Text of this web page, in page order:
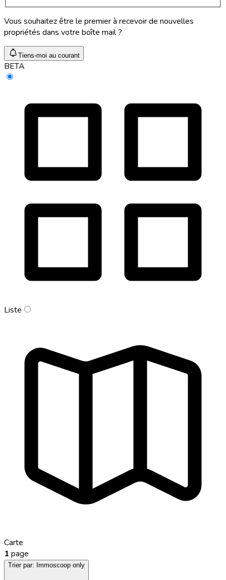
Vous souhaitez être le premier à recevoir de nouvelles
propriétés dans votre boîte mail ?
Tiens-moi au courant
BETA
Liste
Carte
1 page
Trier par: Immoscoop only